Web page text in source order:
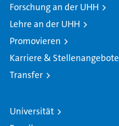
Forschung an der UHH
Lehre an der UHH
Promovieren
Karriere & Stellenangebote
Transfer
Universität